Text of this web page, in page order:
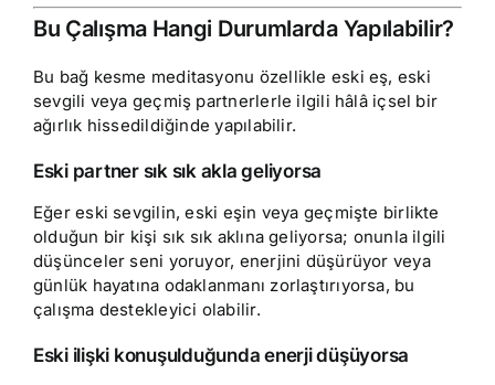
Bu Çalışma Hangi Durumlarda Yapılabilir?
Bu bağ kesme meditasyonu özellikle eski eş, eski
sevgili veya geçmiş partnerlerle ilgili hâlâ içsel bir
ağırlık hissedildiğinde yapılabilir.
Eski partner sık sık akla geliyorsa
Eğer eski sevgilin, eski eşin veya geçmişte birlikte
olduğun bir kişi sık sık aklına geliyorsa; onunla ilgili
düşünceler seni yoruyor, enerjini düşürüyor veya
günlük hayatına odaklanmanı zorlaştırıyorsa, bu
çalışma destekleyici olabilir.
Eski ilişki konuşulduğunda enerji düşüyorsa